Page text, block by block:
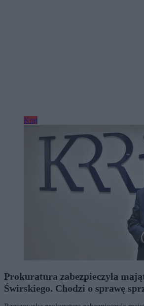
Kraj
Prokuratura zabezpieczyła
Świrskiego. Chodzi o sprawę